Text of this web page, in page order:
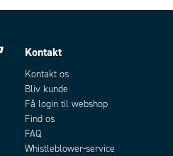
Kontakt
Kontakt os
Bliv kunde
Få login til webshop
Find os
FAQ
Whistleblower-service